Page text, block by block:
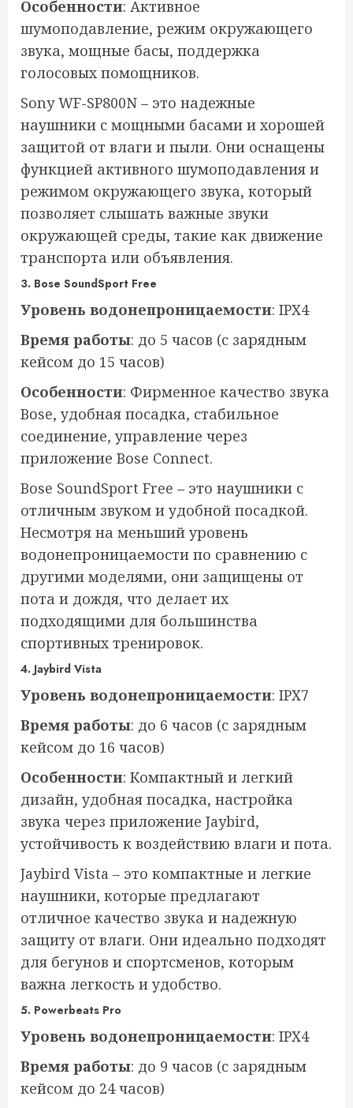
Особенности: Активное
шумоподавление, режим окружающего
звука, мощные басы, поддержка
голосовых помощников.
Sony WF-SP800N – это надежные
наушники с мощными басами и хорошей
защитой от влаги и пыли. Они оснащены
функцией активного шумоподавления и
режимом окружающего звука, который
позволяет слышать важные звуки
окружающей среды, такие как движение
транспорта или объявления.
3. Bose SoundSport Free
Уровень водонепроницаемости: IPX4
Время работы: до 5 часов (с зарядным
кейсом до 15 часов)
Особенности: Фирменное качество звука
Bose, удобная посадка, стабильное
соединение, управление через
приложение Bose Connect.
Bose SoundSport Free – это наушники с
отличным звуком и удобной посадкой.
Несмотря на меньший уровень
водонепроницаемости по сравнению с
другими моделями, они защищены от
пота и дождя, что делает их
подходящими для большинства
спортивных тренировок.
4. Jaybird Vista
Уровень водонепроницаемости: IPX7
Время работы: до 6 часов (с зарядным
кейсом до 16 часов)
Особенности: Компактный и легкий
дизайн, удобная посадка, настройка
звука через приложение Jaybird,
устойчивость к воздействию влаги и пота.
Jaybird Vista – это компактные и легкие
наушники, которые предлагают
отличное качество звука и надежную
защиту от влаги. Они идеально подходят
для бегунов и спортсменов, которым
важна легкость и удобство.
5. Powerbeats Pro
Уровень водонепроницаемости: IPX4
Время работы: до 9 часов (с зарядным
кейсом до 24 часов)